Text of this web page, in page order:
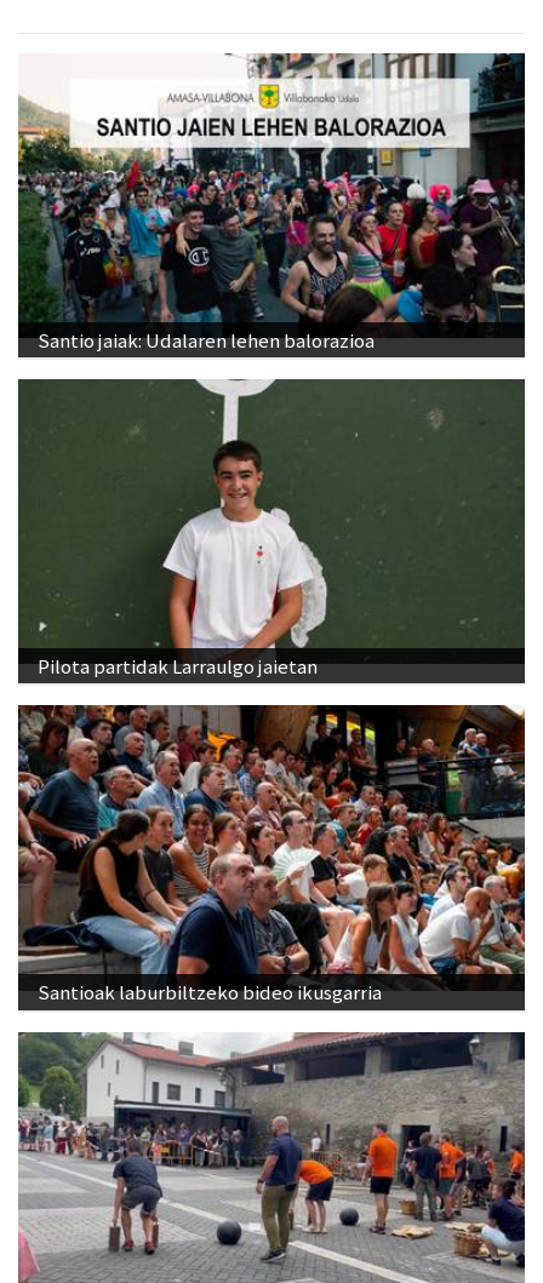
Santio jaiak: Udalaren lehen balorazioa
Pilota partidak Larraulgo jaietan
Santioak laburbiltzeko bideo ikusgarria